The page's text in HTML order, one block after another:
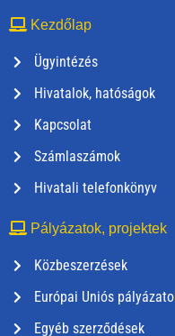
Kezdőlap
Ügyintézés
Hivatalok, hatóságok
Kapcsolat
Számlaszámok
Hivatali telefonkönyv
Pályázatok, projektek
Közbeszerzések
Európai Uniós
Egyéb szerződések